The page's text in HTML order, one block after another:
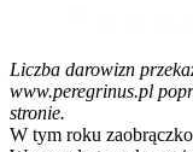
Liczba darowizn
www.peregrinus.pl
stronie.
W tym roku